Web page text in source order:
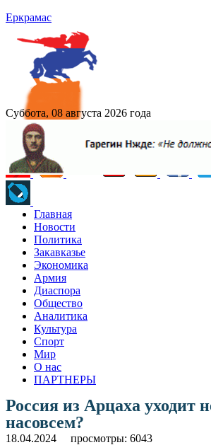
Еркрамас
Суббота, 08 августа 2026 года
Главная
Новости
Политика
Закавказье
Экономика
Армия
Диаспора
Общество
Аналитика
Культура
Спорт
Мир
О нас
ПАРТНЕРЫ
Россия из Арцаха уходит
насовсем?
18.04.2024 просмотры: 6043